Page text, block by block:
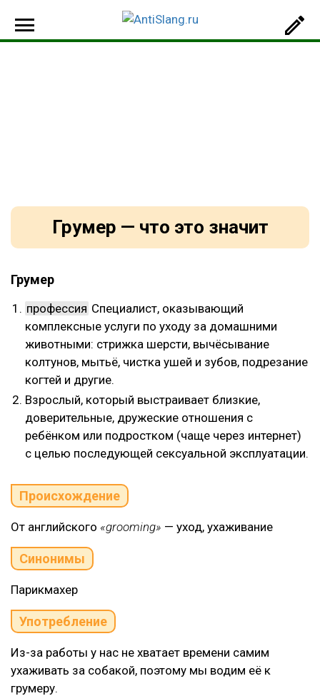
Грумер — что это значит
Грумер
профессия Специалист, оказывающий
комплексные услуги по уходу за домашними
животными: стрижка шерсти, вычёсывание
колтунов, мытьё, чистка ушей и зубов, подрезание
когтей и другие.
Взрослый, который выстраивает близкие,
доверительные, дружеские отношения с
ребёнком или подростком (чаще через интернет)
с целью последующей сексуальной эксплуатации.
Происхождение
От английского «grooming» — уход, ухаживание
Синонимы
Парикмахер
Употребление
Из-за работы у нас не хватает времени самим
ухаживать за собакой, поэтому мы водим её к
грумеру.